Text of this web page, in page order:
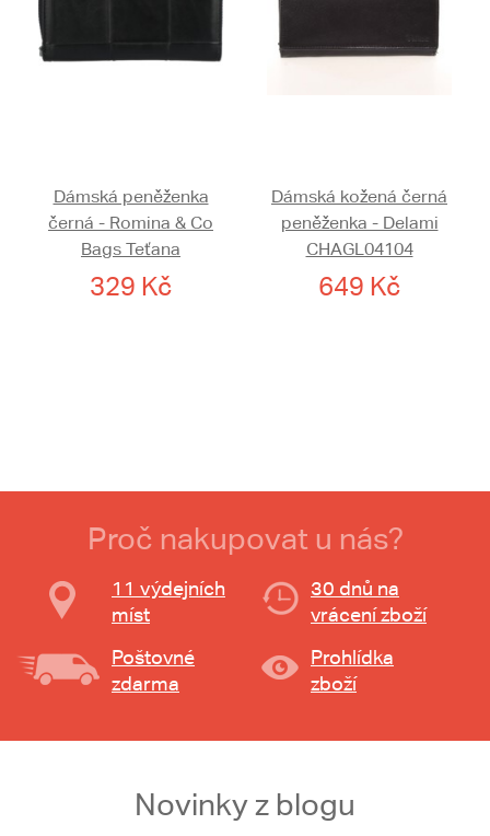
Dámská peněženka
černá - Romina & Co
Bags Teťana
329 Kč
Dámská kožená černá
peněženka - Delami
CHAGL04104
649 Kč
Proč nakupovat u nás?
11 výdejních
míst
30 dnů na
vrácení zboží
Poštovné
zdarma
Prohlídka
zboží
Novinky z blogu